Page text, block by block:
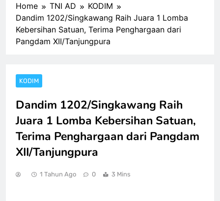
Home TNI AD
KODIM
Dandim 1202/Singkawang Raih Juara 1 Lomba
Kebersihan Satuan, Terima Penghargaan dari
Pangdam XII/Tanjungpura
KODIM
Dandim 1202/Singkawang Raih
Juara 1 Lomba Kebersihan Satuan,
Terima Penghargaan dari Pangdam
XII/Tanjungpura
1 Tahun Ago 0 3 Mins